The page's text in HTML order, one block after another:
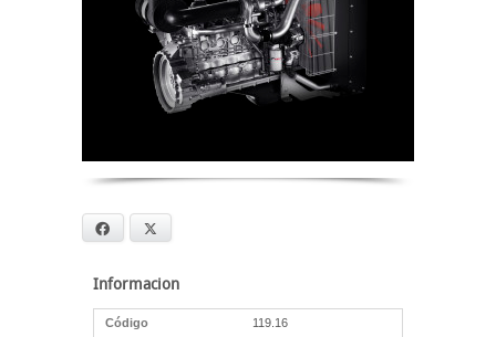
Facebook
Informacion
Código 119.16